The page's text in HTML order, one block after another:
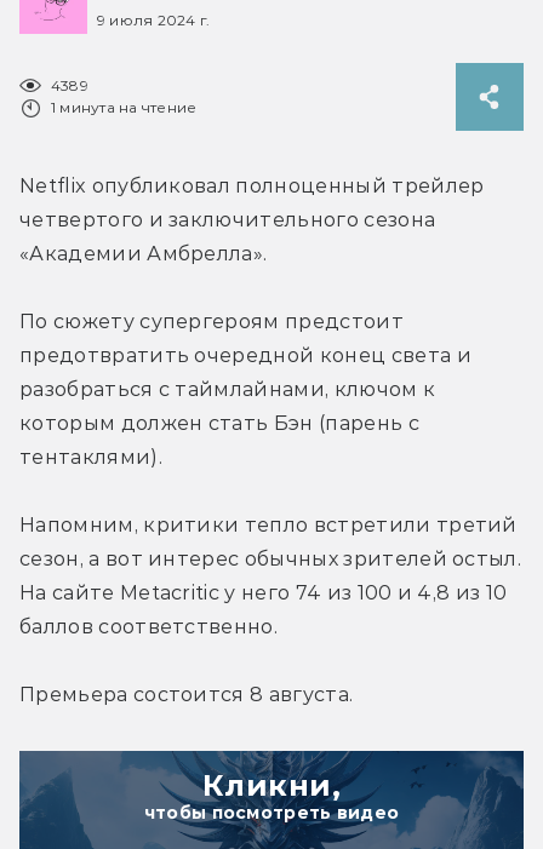
9 июля 2024 г.
4389
1 минута на чтение
Netflix опубликовал полноценный трейлер
четвертого и заключительного сезона
«Академии Амбрелла».
По сюжету супергероям предстоит
предотвратить очередной конец света и
разобраться с таймлайнами, ключом к
которым должен стать Бэн (парень с
тентаклями).
Напомним, критики тепло встретили третий
сезон, а вот интерес обычных зрителей остыл.
На сайте Metacritic у него 74 из 100 и 4,8 из 10
баллов соответственно.
Премьера состоится 8 августа.
Кликни,
чтобы посмотреть видео